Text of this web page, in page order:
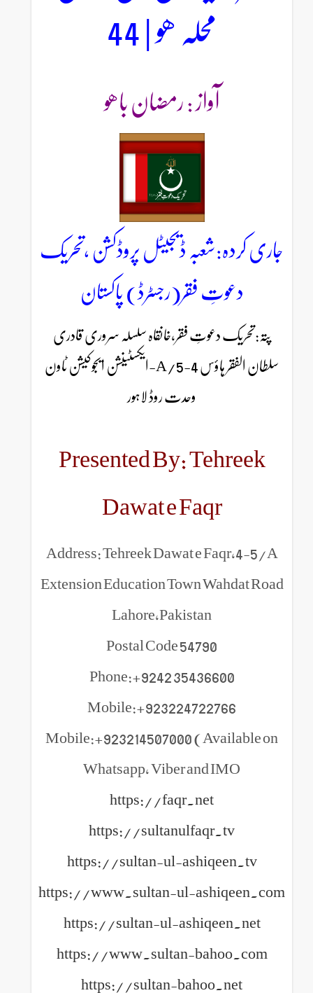
محلہ ھو | 44
آواز : رمضان باھو
جاری کردہ:شعبہ ڈیجیٹل پروڈکشن ،تحریک
دعوتِ فقر(رجسٹرڈ) پاکستان
پتہ:تحریک دعوتِ فقر،خانقاہ سلسلہ سروری قادری
سلطان الفقر ہاؤس 4-5/A-ایکسٹینشن ایجوکیشن ٹاون
وحدت روڈ لاہور
Presented By: Tehreek
Dawat e Faqr
Address: Tehreek Dawat e Faqr,4-5/A
Extension Education Town Wahdat Road
Lahore,Pakistan
Postal Code 54790
Phone:+9242 35436600
Mobile:+923224722766
Mobile:+923214507000 (Available on
Whatsapp, Viber and IMO
https://faqr.net
https://sultanulfaqr.tv
https://sultan-ul-ashiqeen.tv
https://www.sultan-ul-ashiqeen.com
https://sultan-ul-ashiqeen.net
https://www.sultan-bahoo.com
https://sultan-bahoo.net